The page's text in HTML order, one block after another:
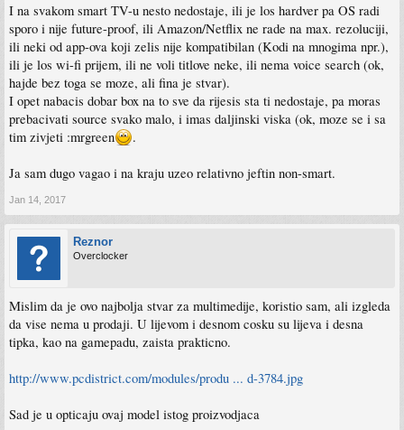
I na svakom smart TV-u nesto nedostaje, ili je los hardver pa OS radi
sporo i nije future-proof, ili Amazon/Netflix ne rade na max. rezoluciji,
ili neki od app-ova koji zelis nije kompatibilan (Kodi na mnogima npr.),
ili je los wi-fi prijem, ili ne voli titlove neke, ili nema voice search (ok,
hajde bez toga se moze, ali fina je stvar).
I opet nabacis dobar box na to sve da rijesis sta ti nedostaje, pa moras
prebacivati source svako malo, i imas daljinski viska (ok, moze se i sa
tim zivjeti :mrgreen
.
Ja sam dugo vagao i na kraju uzeo relativno jeftin non-smart.
Jan 14, 2017
Reznor
Overclocker
Mislim da je ovo najbolja stvar za multimedije, koristio sam, ali izgleda
da vise nema u prodaji. U lijevom i desnom cosku su lijeva i desna
tipka, kao na gamepadu, zaista prakticno.
http://www.pcdistrict.com/modules/produ ... d-3784.jpg
Sad je u opticaju ovaj model istog proizvodjaca